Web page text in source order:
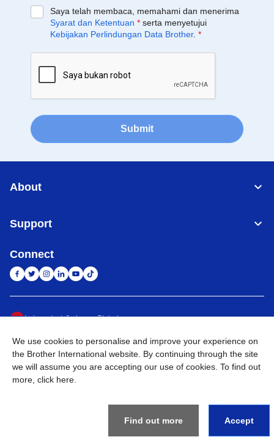
Saya telah membaca, memahami dan menerima
Syarat dan Ketentuan * serta menyetujui
Kebijakan Perlindungan Data Brother. *
Submit
About
Support
Connect
Indonesia Jaringan Global
Privacy Policy Ketentuan Penggunaan Site Map Kunjungi Situs Global
©2026BROTHER INTERNATIONAL SALES INDONESIA All
We use cookies to personalise and improve your experience on
the Brother International website. By continuing through the site
we will assume you are accepting our use of cookies. To find out
more, click here
Find out more Accept